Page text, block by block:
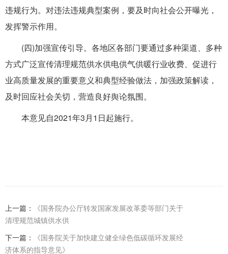
违规行为。对违法违规典型案例，要及时向社会公开曝光，
发挥警示作用。
(四)加强宣传引导。各地区各部门要通过多种渠道、多种
方式广泛宣传清理规范供水供电供气供暖行业收费、促进行
业高质量发展的重要意义和典型经验做法，加强政策解读，
及时回应社会关切，营造良好舆论氛围。
本意见自2021年3月1日起施行。
上一篇：
《国务院办公厅转发国家发展改革委等部门关于
清理规范城镇供水供
下一篇：
《国务院关于加快建立健全绿色低碳循环发展经
济体系的指导意见》